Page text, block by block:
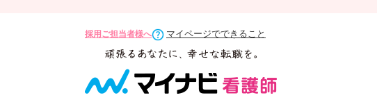
採用ご担当者様へ マイページでできること